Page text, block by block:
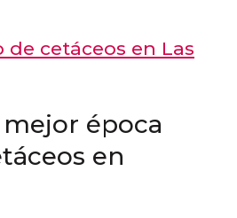
cetáceos en Las
mejor época
en